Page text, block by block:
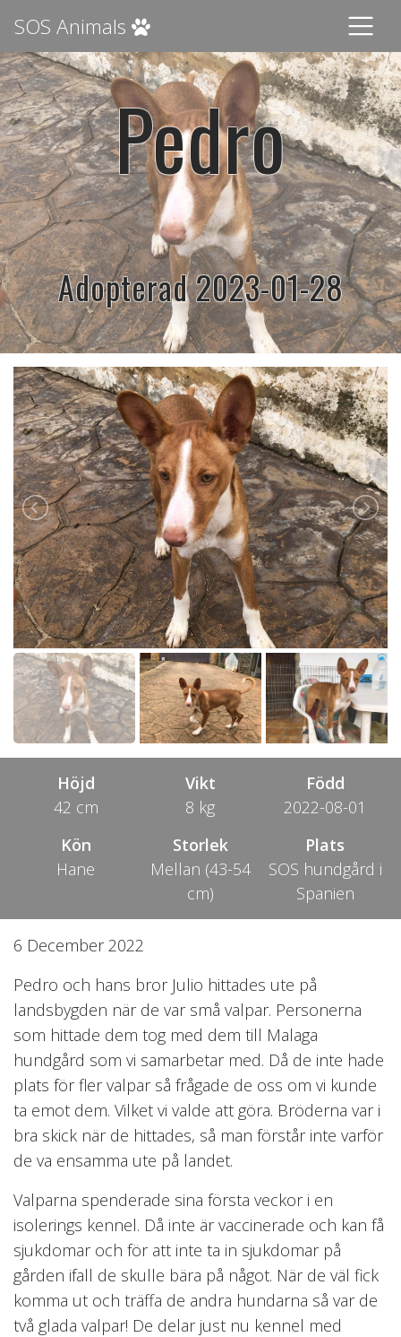
SOS Animals
Pedro
Adopterad 2023-01-28
Höjd
42 cm
Vikt
8 kg
Född
2022-08-01
Kön
Hane
Storlek
Mellan (43-54
cm)
Plats
SOS hundgård i
Spanien
6 December 2022
Pedro och hans bror Julio hittades ute på
landsbygden när de var små valpar. Personerna
som hittade dem tog med dem till Malaga
hundgård som vi samarbetar med. Då de inte hade
plats för fler valpar så frågade de oss om vi kunde
ta emot dem. Vilket vi valde att göra. Bröderna var i
bra skick när de hittades, så man förstår inte varför
de va ensamma ute på landet.
Valparna spenderade sina första veckor i en
isolerings kennel. Då inte är vaccinerade och kan få
sjukdomar och för att inte ta in sjukdomar på
gården ifall de skulle bära på något. När de väl fick
komma ut och träffa de andra hundarna så var de
två glada valpar! De delar just nu kennel med